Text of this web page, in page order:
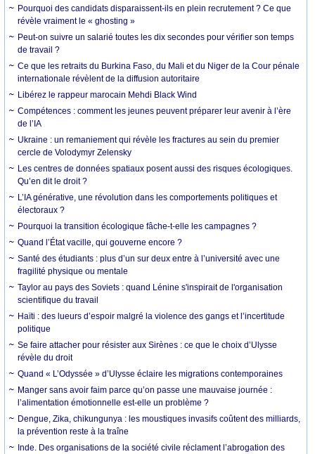
Pourquoi des candidats disparaissent-ils en plein recrutement ? Ce que
révèle vraiment le « ghosting »
Peut-on suivre un salarié toutes les dix secondes pour vérifier son temps
de travail ?
Ce que les retraits du Burkina Faso, du Mali et du Niger de la Cour pénale
internationale révèlent de la diffusion autoritaire
Libérez le rappeur marocain Mehdi Black Wind
Compétences : comment les jeunes peuvent préparer leur avenir à l’ère
de l’IA
Ukraine : un remaniement qui révèle les fractures au sein du premier
cercle de Volodymyr Zelensky
Les centres de données spatiaux posent aussi des risques écologiques.
Qu’en dit le droit ?
L’IA générative, une révolution dans les comportements politiques et
électoraux ?
Pourquoi la transition écologique fâche-t-elle les campagnes ?
Quand l’État vacille, qui gouverne encore ?
Santé des étudiants : plus d’un sur deux entre à l’université avec une
fragilité physique ou mentale
Taylor au pays des Soviets : quand Lénine s'inspirait de l'organisation
scientifique du travail
Haïti : des lueurs d’espoir malgré la violence des gangs et l’incertitude
politique
Se faire attacher pour résister aux Sirènes : ce que le choix d’Ulysse
révèle du droit
Quand « L’Odyssée » d’Ulysse éclaire les migrations contemporaines
Manger sans avoir faim parce qu’on passe une mauvaise journée :
l’alimentation émotionnelle est-elle un problème ?
Dengue, Zika, chikungunya : les moustiques invasifs coûtent des milliards,
la prévention reste à la traîne
Inde. Des organisations de la société civile réclament l’abrogation des